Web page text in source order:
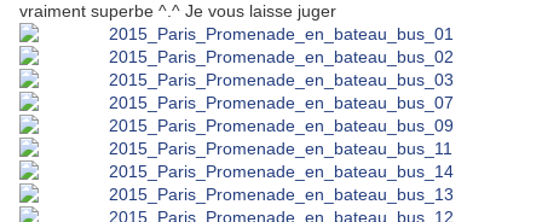
vraiment superbe ^.^ Je vous laisse juger